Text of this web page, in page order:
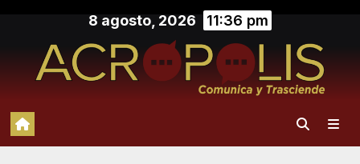
contenido
8 agosto, 2026 11:36 pm